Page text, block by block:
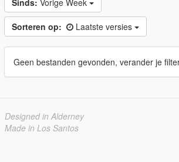
Sinds: Vorige Week
Sorteren op: Laatste versies
Geen bestanden gevonden, verander je
Designed in Alderney
Made in Los Santos